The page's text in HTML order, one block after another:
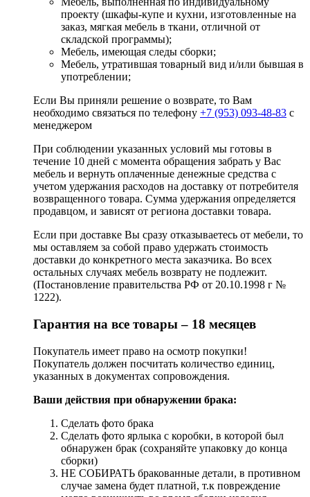
проекту (шкафы-купе и кухни, изготовленные на
заказ, мягкая мебель в ткани, отличной от
складской программы);
Мебель, имеющая следы сборки;
Мебель, утратившая товарный вид и/или бывшая в
употреблении;
Если Вы приняли решение о возврате, то Вам
необходимо связаться по телефону +7 (953) 093-48-83 с
менеджером
При соблюдении указанных условий мы готовы в
течение 10 дней с момента обращения забрать у Вас
мебель и вернуть оплаченные денежные средства с
учетом удержания расходов на доставку от потребителя
возвращенного товара. Сумма удержания определяется
продавцом, и зависят от региона доставки товара.
Если при доставке Вы сразу отказываетесь от мебели, то
мы оставляем за собой право удержать стоимость
доставки до конкретного места заказчика. Во всех
остальных случаях мебель возврату не подлежит.
(Постановление правительства РФ от 20.10.1998 г №
1222).
Гарантия на все товары – 18 месяцев
Покупатель имеет право на осмотр покупки!
Покупатель должен посчитать количество единиц,
указанных в документах сопровождения.
Ваши действия при обнаружении брака:
Сделать фото брака
Сделать фото ярлыка с коробки, в которой был
обнаружен брак (сохраняйте упаковку до конца
сборки)
НЕ СОБИРАТЬ бракованные детали, в противном
случае замена будет платной, т.к повреждение